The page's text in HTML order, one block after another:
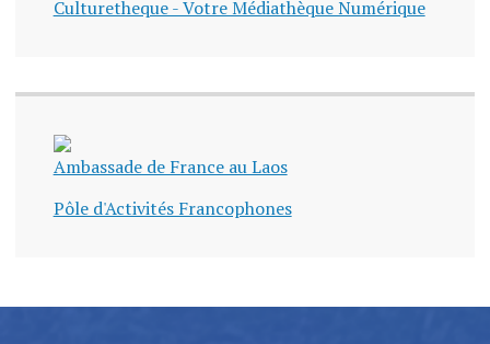
Culturetheque - Votre Médiathèque Numérique
Ambassade de France au Laos
Pôle d'Activités Francophones